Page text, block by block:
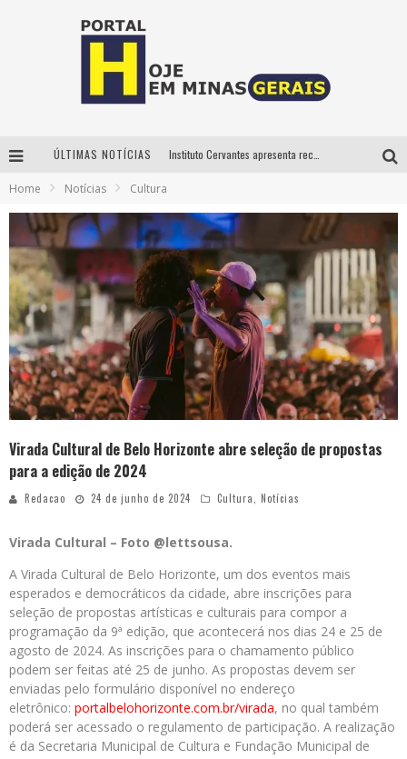
ÚLTIMAS NOTÍCIAS
É neste sábado: Marcelinho de Lima e Trio Virgulino agitam o Forró do Givanildo em Pedro Leopoldo
Projeta Cultura abre inscrições gratuitas em São João del-Rei para oficinas de elaboração de projetos culturais e inteligência artificial
Home Notícias Cultura
Virada Cultural de Belo Horizonte abre seleção de propostas
para a edição de 2024
Redacao 24 de junho de 2024 Cultura, Notícias
Virada Cultural – Foto @lettsousa.
A Virada Cultural de Belo Horizonte, um dos eventos mais
esperados e democráticos da cidade, abre inscrições para
seleção de propostas artísticas e culturais para compor a
programação da 9ª edição, que acontecerá nos dias 24 e 25 de
agosto de 2024. As inscrições para o chamamento público
podem ser feitas até 25 de junho. As propostas devem ser
enviadas pelo formulário disponível no endereço
eletrônico: portalbelohorizonte.com.br/virada, no qual também
poderá ser acessado o regulamento de participação. A realização
é da Secretaria Municipal de Cultura e Fundação Municipal de